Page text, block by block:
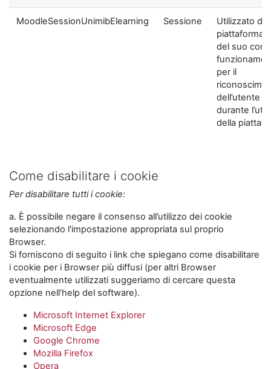
MoodleSessionUnimibElearning Sessione
Utilizzato
piattaforma
del suo
per il
dell’utente
durante
della
Come disabilitare i cookie
Per disabilitare tutti i cookie:
a. È possibile negare il consenso all’utilizzo dei cookie
selezionando l'impostazione appropriata sul proprio
Browser.
Si forniscono di seguito i link che spiegano come disabilitare
i cookie per i Browser più diffusi (per altri Browser
eventualmente utilizzati suggeriamo di cercare questa
opzione nell’help del software).
Microsoft Internet Explorer
Microsoft Edge
Google Chrome
Mozilla Firefox
Opera